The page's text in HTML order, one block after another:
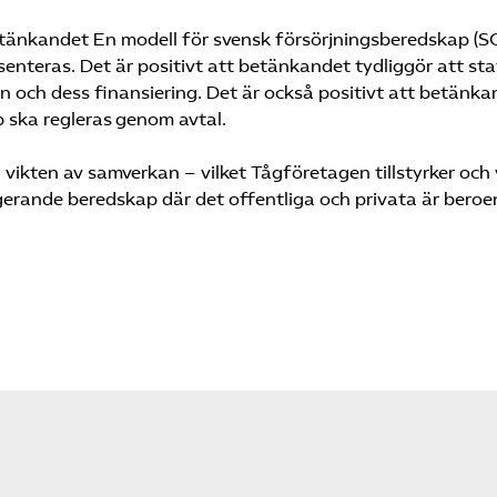
En modell för svensk försörjningsberedskap
Det är positivt att betänkandet tydliggör att
och dess finansiering. Det är också positivt att
regleras genom avtal.
av samverkan – vilket Tågföretagen tillstyrker och
beredskap där det offentliga och privata är